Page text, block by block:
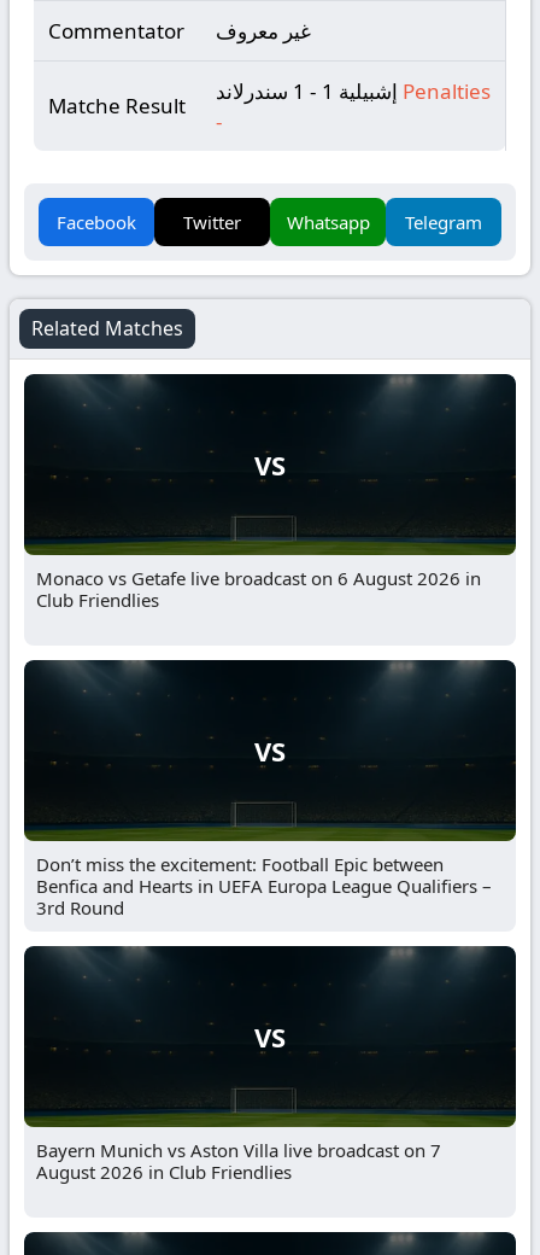
Commentator غير معروف
Matche Result
Penalties
-
Facebook Twitter Whatsapp Telegram
Related Matches
VS
Monaco vs Getafe live broadcast on 6 August 2026 in
Club Friendlies
VS
Don’t miss the excitement: Football Epic between
Benfica and Hearts in UEFA Europa League Qualifiers –
3rd Round
VS
Bayern Munich vs Aston Villa live broadcast on 7
August 2026 in Club Friendlies